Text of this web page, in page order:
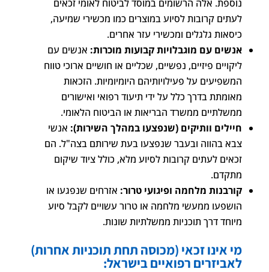
נוספת. אלה הרשומים במוסד לביטוח לאומי זכאים
לעתים קרובות לסיוע במוצרים כמו מכשירי שמיעה,
כיסאות גלגלים ומכשירי עזר אחרים.
אנשים עם מוגבלויות קבועות מוכרות: אנשים עם
ליקויים פיזיים, נפשיים, שכליים או חושיים ארוכי טווח
המשפיעים על פעילויותיהם היומיומיות. הזכאות
מאומתת בדרך כלל על ידי תיעוד רפואי ואישורים
ממשלתיים ממשרד הבריאות או הביטוח הלאומי.
חיילים וותיקים (שנפצעו במהלך השירות): אנשי
צבא בהווה ובעבר שנפצעו בעת שירותם בצה"ל. הם
זכאים לעתים קרובות לסיוע מלא, כולל ציוד שיקום
מתקדם.
קורבנות מלחמה ופיגועי טרור: אזרחים שנפגעו או
הושפעו ממעשי מלחמה או טרור עשויים לקבל סיוע
מיוחד דרך תוכניות ממשלתיות שונות.
מי אינו זכאי (מכוסה תחת תוכניות אחרות)
לאביזרים רפואיים בישראל: